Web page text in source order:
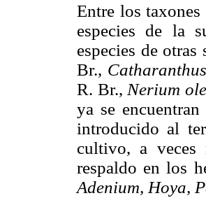
Entre los
especies de la
especies de
Br.,
R. Br., Nerium
ya se
introducido al
cultivo, a veces
respaldo en los
Adenium, Hoya,